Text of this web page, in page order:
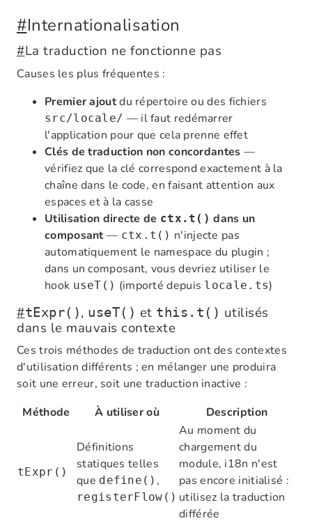
#Internationalisation
#La traduction ne fonctionne pas
Causes les plus fréquentes :
Premier ajoutdu répertoire ou des fichiers
src/locale/ — il faut redémarrer
l'application pour que cela prenne effet
Clés de traduction non concordantes —
vérifiez que la clé correspond exactement à la
chaîne dans le code, en faisant attention aux
espaces et à la casse
Utilisation directe de ctx.t() dans un
composant— ctx.t() n'injecte pas
automatiquement le namespace du plugin ;
dans un composant, vous devriez utiliser le
hook useT() (importé depuis locale.ts)
#tExpr(), useT() et this.t() utilisés
dans le mauvais contexte
Ces trois méthodes de traduction ont des contextes
d'utilisation différents ; en mélanger une produira
soit une erreur, soit une traduction inactive :
Méthode
À utiliser où Description
tExpr()
Définitions
statiques telles
que define() ,
registerFlow()
Au moment du
chargement du
module, i18n n'est
pas encore initialisé :
utilisez la traduction
différée